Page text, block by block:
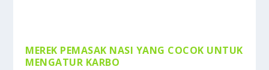
MEREK PEMASAK NASI YANG COCOK UNTUK
MENGATUR KARBO